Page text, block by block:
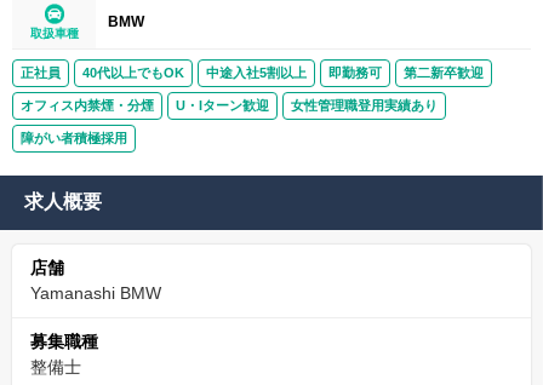
取扱車種
BMW
正社員 40代以上でもOK 中途入社5割以上 即勤務可 第二新卒歓迎
オフィス内禁煙・分煙 U・Iターン歓迎 女性管理職登用実績あり
障がい者積極採用
求人概要
店舗
Yamanashi BMW
募集職種
整備士